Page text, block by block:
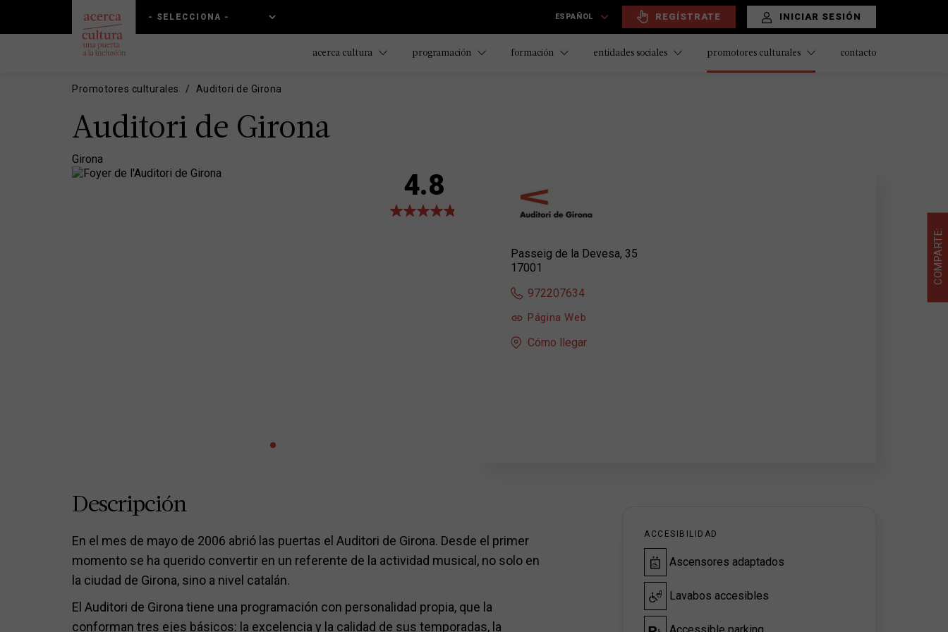
contenido
main
ESPAÑOL REGÍSTRATE INICIAR SESIÓN
acerca cultura programación formación entidades sociales promotores culturales contacto
Promotores culturales Auditori de Girona
Auditori de Girona
Girona
4.8
Passeig de la Devesa, 35
17001
972207634
Página Web
Cómo llegar
Descripción
En el mes de mayo de 2006 abrió las puertas el Auditori de Girona. Desde el primer
momento se ha querido convertir en un referente de la actividad musical, no solo en
la ciudad de Girona, sino a nivel catalán.
El Auditori de Girona tiene una programación con personalidad propia, que la
conforman tres ejes básicos: la excelencia y la calidad de sus temporadas, la
ACCESIBILIDAD
Ascensores adaptados
Lavabos accesibles
COMPARTE: